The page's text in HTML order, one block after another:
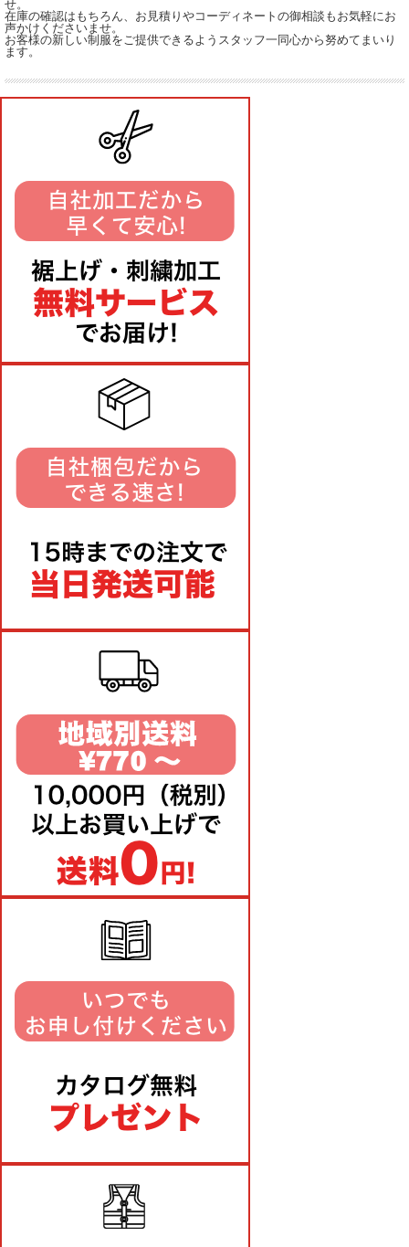
せ。
在庫の確認はもちろん、お見積りやコーディネートの御相談もお気軽にお
声かけくださいませ。
お客様の新しい制服をご提供できるようスタッフ一同心から努めてまいり
ます。